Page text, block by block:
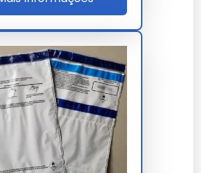
Envelope de
Void vs Alternativas
Void
Envelope
Comum
Envelope
de Papel
Alta Média
Alta
Sim Sim